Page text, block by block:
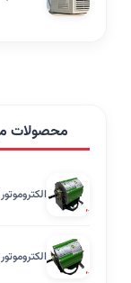
محصولات
الکتروموتور BLDCیک سوم اسب کولر آبی کم مصرف الکترومگا
الکتروموتور BLDCیک دوم اسب کولر آبی کم مصرف الکترومگا